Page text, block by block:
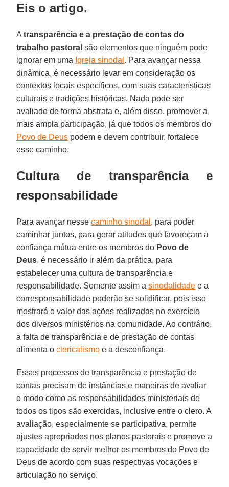
Eis o artigo.
Atransparência e a prestação de contas do
trabalho pastoral são elementos que ninguém pode
ignorar em uma Igreja sinodal . Para avançar nessa
dinâmica, é necessário levar em consideração os
contextos locais específicos, com suas características
culturais e tradições históricas. Nada pode ser
avaliado de forma abstrata e, além disso, promover a
mais ampla participação, já que todos os membros do
Povo de Deus podem e devem contribuir, fortalece
esse caminho.
Cultura de transparência e
responsabilidade
Para avançar nessecaminho sinodal , para poder
caminhar juntos, para gerar atitudes que favoreçam a
confiança mútua entre os membros do Povo de
Deus, é necessário ir além da prática, para
estabelecer uma cultura de transparência e
responsabilidade. Somente assim asinodalidade e a
corresponsabilidade poderão se solidificar, pois isso
mostrará o valor das ações realizadas no exercício
dos diversos ministérios na comunidade. Ao contrário,
a falta de transparência e de prestação de contas
alimenta oclericalismo e a desconfiança.
Esses processos de transparência e prestação de
contas precisam de instâncias e maneiras de avaliar
o modo como as responsabilidades ministeriais de
todos os tipos são exercidas, inclusive entre o clero. A
avaliação, especialmente se participativa, permite
ajustes apropriados nos planos pastorais e promove a
capacidade de servir melhor os membros do Povo de
Deus de acordo com suas respectivas vocações e
articulação no serviço.